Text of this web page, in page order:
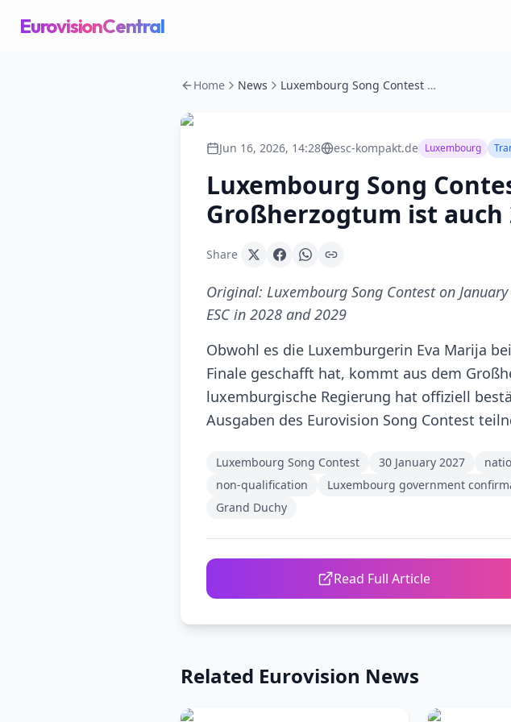
EurovisionCentral
Home News Luxembourg Song Contest am 30. Januar 2027 – Großherzogtum ist auch 2028 und 2029 beim ESC dabei
Jun 16, 2026, 14:28 esc-kompakt.de Luxembourg
Luxembourg Song
Großherzogtum ist auch
Share
Original: Luxembourg Song Contest on
ESC in 2028 and 2029
Obwohl es die Luxemburgerin Eva Marija
Finale geschafft hat, kommt aus dem
luxemburgische Regierung hat offiziell
Ausgaben des Eurovision Song Contest
Luxembourg Song Contest 30 January 2027
non-qualification
Luxembourg government
Grand Duchy
Read Full Article
Related Eurovision News